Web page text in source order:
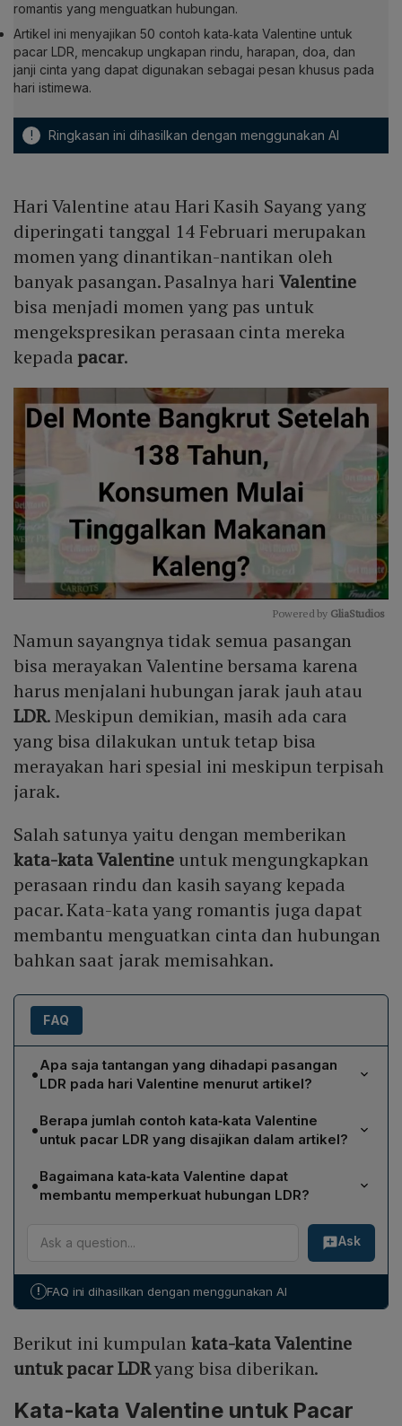
romantis yang menguatkan hubungan.
Artikel ini menyajikan 50 contoh kata‑kata Valentine untuk
pacar LDR, mencakup ungkapan rindu, harapan, doa, dan
janji cinta yang dapat digunakan sebagai pesan khusus pada
hari istimewa.
! Ringkasan ini dihasilkan dengan menggunakan AI
Hari Valentine atau Hari Kasih Sayang yang
diperingati tanggal 14 Februari merupakan
momen yang dinantikan-nantikan oleh
banyak pasangan. Pasalnya hari Valentine
bisa menjadi momen yang pas untuk
mengekspresikan perasaan cinta mereka
kepadapacar.
Mute
Powered by GliaStudios
Namun sayangnya tidak semua pasangan
bisa merayakan Valentine bersama karena
harus menjalani hubungan jarak jauh atau
LDR. Meskipun demikian, masih ada cara
yang bisa dilakukan untuk tetap bisa
merayakan hari spesial ini meskipun terpisah
jarak.
Salah satunya yaitu dengan memberikan
kata-kata Valentine untuk mengungkapkan
perasaan rindu dan kasih sayang kepada
pacar. Kata-kata yang romantis juga dapat
membantu menguatkan cinta dan hubungan
bahkan saat jarak memisahkan.
FAQ
•Apa saja tantangan yang dihadapi pasangan
LDR pada hari Valentine menurut artikel?
Pasangan LDR biasanya tidak dapat merayakan
Valentine bersama secara fisik karena jarak yang
memisahkan, sehingga mereka harus mencari cara
alternatif, seperti mengirimkan kata‑kata romantis, untuk
mengekspresikan rasa rindu dan memperkuat ikatan
•Berapa jumlah contoh kata‑kata Valentine
untuk pacar LDR yang disajikan dalam artikel?
Artikel tersebut menyajikan lima puluh (50) contoh
kata‑kata Valentine yang dirancang khusus untuk
pasangan yang menjalani hubungan jarak jauh,
mencakup variasi ungkapan rasa cinta, rindu, dan
harapan bertemu kembali.
•Bagaimana kata‑kata Valentine dapat
membantu memperkuat hubungan LDR?
Kata‑kata Valentine menyalurkan perasaan cinta dan
rindu secara verbal, menegaskan komitmen meski
terpisah ruang, serta menciptakan ikatan emosional
semangat, mengurangi rasa kesepian, dan menjaga
Ask
! FAQ ini dihasilkan dengan menggunakan AI
Berikut ini kumpulan kata-kata Valentine
untuk pacar LDRyang bisa diberikan.
Kata-kata Valentine untuk Pacar